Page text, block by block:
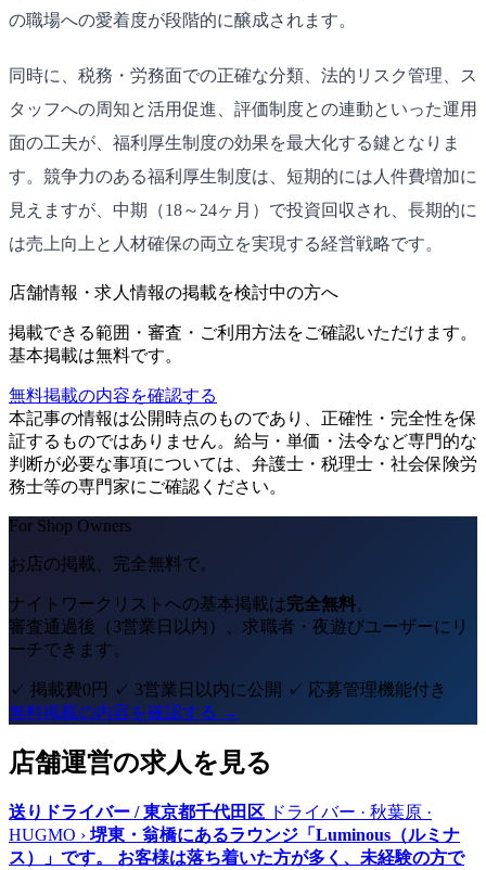
の職場への愛着度が段階的に醸成されます。
同時に、税務・労務面での正確な分類、法的リスク管理、ス
タッフへの周知と活用促進、評価制度との連動といった運用
面の工夫が、福利厚生制度の効果を最大化する鍵となりま
す。競争力のある福利厚生制度は、短期的には人件費増加に
見えますが、中期（18～24ヶ月）で投資回収され、長期的に
は売上向上と人材確保の両立を実現する経営戦略です。
店舗情報・求人情報の掲載を検討中の方へ
掲載できる範囲・審査・ご利用方法をご確認いただけます。
基本掲載は無料です。
無料掲載の内容を確認する
本記事の情報は公開時点のものであり、正確性・完全性を保
証するものではありません。給与・単価・法令など専門的な
判断が必要な事項については、弁護士・税理士・社会保険労
務士等の専門家にご確認ください。
For Shop Owners
お店の掲載、完全無料で。
ナイトワークリストへの基本掲載は完全無料。
審査通過後（3営業日以内）、求職者・夜遊びユーザーにリ
ーチできます。
✓ 掲載費0円 ✓ 3営業日以内に公開 ✓ 応募管理機能付き
無料掲載の内容を確認する →
店舗運営の求人を見る
送りドライバー / 東京都千代田区 ドライバー · 秋葉原 ·
HUGMO › 堺東・翁橋にあるラウンジ「Luminous（ルミナ
ス）」です。 お客様は落ち着いた方が多く、未経験の方で